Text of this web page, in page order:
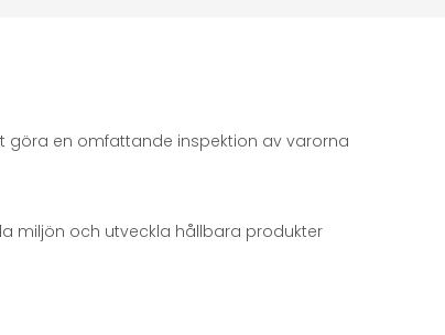
göra en omfattande inspektion av varorna
miljön och utveckla hållbara produkter